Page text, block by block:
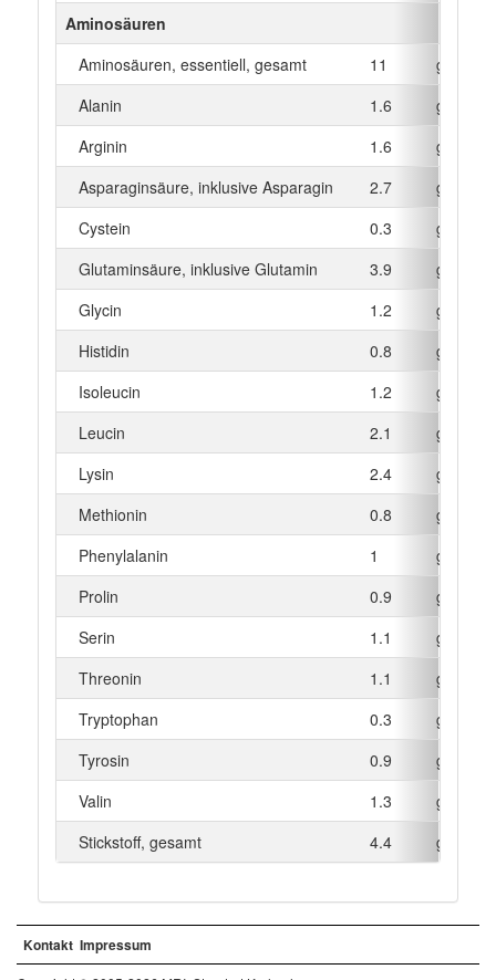
Aminosäuren
Aminosäuren, essentiell, gesamt
11
g
Alanin
1.6
g
Arginin
1.6
g
Asparaginsäure, inklusive Asparagin
2.7
g
Cystein
0.3
g
Glutaminsäure, inklusive Glutamin
3.9
g
Glycin
1.2
g
Histidin
0.8
g
Isoleucin
1.2
g
Leucin
2.1
g
Lysin
2.4
g
Methionin
0.8
g
Phenylalanin
1
g
Prolin
0.9
g
Serin
1.1
g
Threonin
1.1
g
Tryptophan
0.3
g
Tyrosin
0.9
g
Valin
1.3
g
Stickstoff, gesamt
4.4 g
Kontakt Impressum